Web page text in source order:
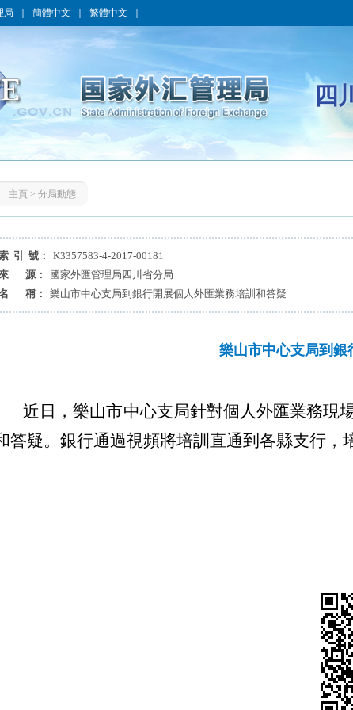
局 簡體中文 繁體中文
四
主頁 > 分局動態
引 號： K3357583-4-2017-00181
源：
國家外匯管理局四川省分局
稱：
樂山市中心支局到銀行開展個人外匯業務培訓和答疑
樂山市中心支局到
近日，樂山市中心支局針對個人外匯業務現
答疑。銀行通過視頻將培訓直通到各縣支行，